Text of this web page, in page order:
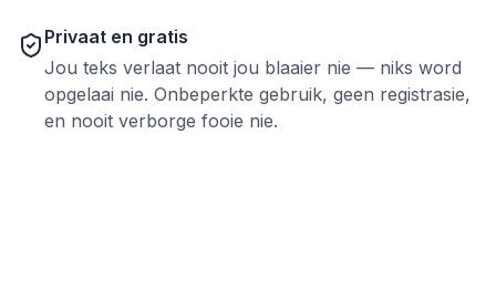
Privaat en gratis
Jou teks verlaat nooit jou blaaier nie — niks word
opgelaai nie. Onbeperkte gebruik, geen registrasie,
en nooit verborge fooie nie.